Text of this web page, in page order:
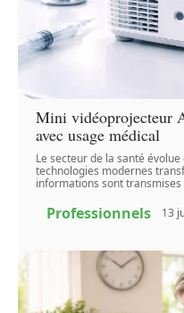
Mini vidéoprojecteur
avec usage médical
Le secteur de la santé
technologies modernes
informations sont
Professionnels 13